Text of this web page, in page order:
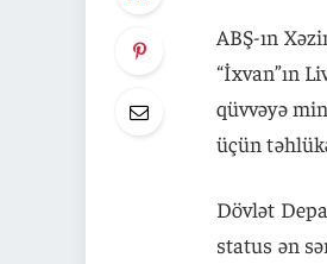
ABŞ-ın
“İxvan”ın
qüvvəyə
üçün
Dövlət
status ən